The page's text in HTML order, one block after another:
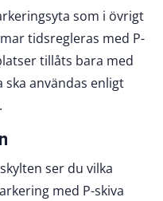
som i övrigt
tidsregleras med P-
tillåts bara med
ska användas enligt
ser du vilka
med P-skiva